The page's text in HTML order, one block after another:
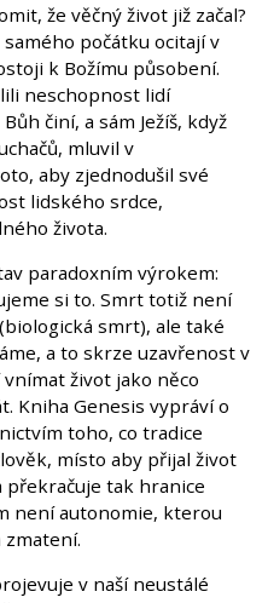
že věčný život již začal?
počátku ocitají v
k Božímu působení.
neschopnost lidí
činí, a sám Ježíš, když
mluvil v
aby zjednodušil své
lidského srdce,
života.
paradoxním výrokem:
si to. Smrt totiž není
smrt), ale také
a to skrze uzavřenost v
život jako něco
Kniha Genesis vypráví o
toho, co tradice
místo aby přijal život
překračuje tak hranice
není autonomie, kterou
zmatení.
v naší neustálé